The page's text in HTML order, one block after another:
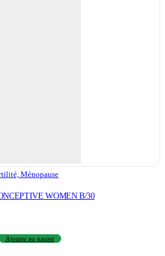
Ménopause
WOMEN B/30
Ajouter au panier